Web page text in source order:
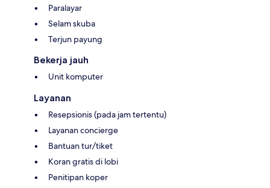
Paralayar
Selam skuba
Terjun payung
Bekerja jauh
Unit komputer
Layanan
Resepsionis (pada jam tertentu)
Layanan concierge
Bantuan tur/tiket
Koran gratis di lobi
Penitipan koper